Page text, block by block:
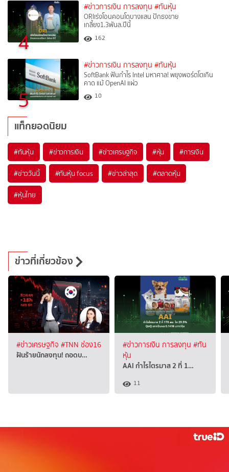
4
#ข่าวการเงิน การลงทุน #ทันหุ้น
ORIเร่งโอนคอนโดบางแสน ปักธงขาย
เกลี้ยง1.3พันล.ปีนี้
162
5
#ข่าวการเงิน การลงทุน #ทันหุ้น
SoftBank ฟันกำไร Intel มหาศาล! พยุงพอร์ตโตเกิน
คาด แม้ OpenAI แผ่ว
10
แท็กยอดนิยม
#ทันหุ้น #ข่าวการเงิน #ข่าวเศรษฐกิจ #หุ้น #การเงิน
#ข่าววันนี้ #ทันหุ้น focus #ข่าวล่าสุด #ตลาดหุ้น
#หุ้นไทย
ข่าวที่เกี่ยวข้อง
#ข่าวเศรษฐกิจ #TNN ช่อง16
ฝันร้ายนักลงทุน! ถอดบ…
#ข่าวการเงิน การลงทุน #ทัน
หุ้น
AAI กำไรไตรมาส 2 ที่ 1…
11